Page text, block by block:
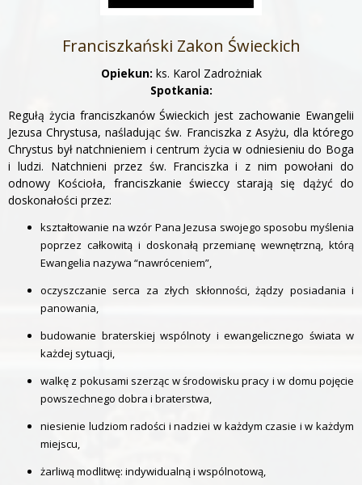
Franciszkański Zakon Świeckich
Opiekun: ks. Karol Zadrożniak
Spotkania:
Regułą życia franciszkanów Świeckich jest zachowanie Ewangelii
Jezusa Chrystusa, naśladując św. Franciszka z Asyżu, dla którego
Chrystus był natchnieniem i centrum życia w odniesieniu do Boga
i ludzi. Natchnieni przez św. Franciszka i z nim powołani do
odnowy Kościoła, franciszkanie świeccy starają się dążyć do
doskonałości przez:
kształtowanie na wzór Pana Jezusa swojego sposobu myślenia
poprzez całkowitą i doskonałą przemianę wewnętrzną, którą
Ewangelia nazywa “nawróceniem”,
oczyszczanie serca za złych skłonności, żądzy posiadania i
panowania,
budowanie braterskiej wspólnoty i ewangelicznego świata w
każdej sytuacji,
walkę z pokusami szerząc w środowisku pracy i w domu pojęcie
powszechnego dobra i braterstwa,
niesienie ludziom radości i nadziei w każdym czasie i w każdym
miejscu,
żarliwą modlitwę: indywidualną i wspólnotową,